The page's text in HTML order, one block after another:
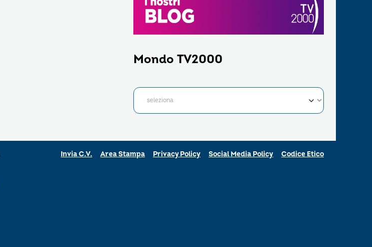
Mondo TV2000
Invia C.V. Area Stampa Privacy Policy Social Media Policy Codice Etico